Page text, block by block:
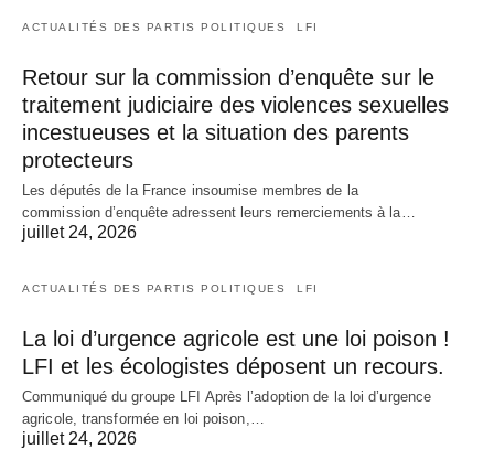
ACTUALITÉS DES PARTIS POLITIQUES LFI
Retour sur la commission d’enquête sur le
traitement judiciaire des violences sexuelles
incestueuses et la situation des parents
protecteurs
Les députés de la France insoumise membres de la
commission d’enquête adressent leurs remerciements à la…
juillet 24, 2026
ACTUALITÉS DES PARTIS POLITIQUES LFI
La loi d’urgence agricole est une loi poison !
LFI et les écologistes déposent un recours.
Communiqué du groupe LFI Après l’adoption de la loi d’urgence
agricole, transformée en loi poison,…
juillet 24, 2026